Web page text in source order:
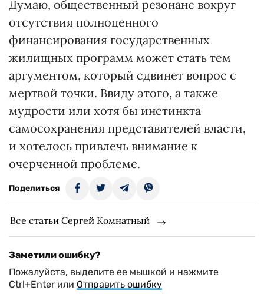
Думаю, общественный резонанс вокруг
отсутствия полноценного
финансирования государственных
жилищных программ может стать тем
аргументом, который сдвинет вопрос с
мертвой точки. Ввиду этого, а также
мудрости или хотя бы инстинкта
самосохранения представителей власти,
и хотелось привлечь внимание к
очерченной проблеме.
Поделиться
Все статьи Сергей Комнатный
Заметили ошибку?
Пожалуйста, выделите ее мышкой и нажмите
Ctrl+Enter или Отправить ошибку